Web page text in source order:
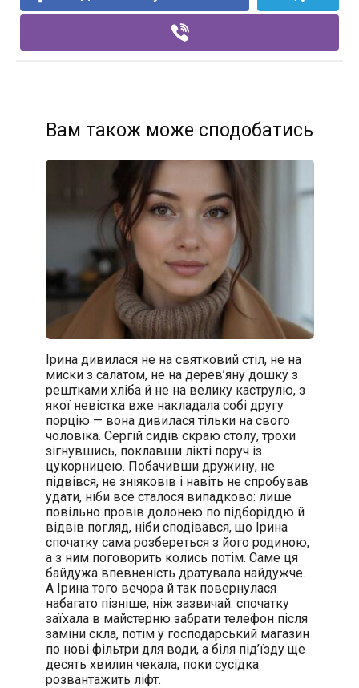
Вам також може сподобатись
Ірина дивилася не на святковий стіл, не на
миски з салатом, не на дерев’яну дошку з
рештками хліба й не на велику каструлю, з
якої невістка вже накладала собі другу
порцію — вона дивилася тільки на свого
чоловіка. Сергій сидів скраю столу, трохи
зігнувшись, поклавши лікті поруч із
цукорницею. Побачивши дружину, не
підвівся, не зніяковів і навіть не спробував
удати, ніби все сталося випадково: лише
повільно провів долонею по підборіддю й
відвів погляд, ніби сподівався, що Ірина
спочатку сама розбереться з його родиною,
а з ним поговорить колись потім. Саме ця
байдужа впевненість дратувала найдужче.
А Ірина того вечора й так повернулася
набагато пізніше, ніж зазвичай: спочатку
заїхала в майстерню забрати телефон після
заміни скла, потім у господарський магазин
по нові фільтри для води, а біля під’їзду ще
десять хвилин чекала, поки сусідка
розвантажить ліфт.